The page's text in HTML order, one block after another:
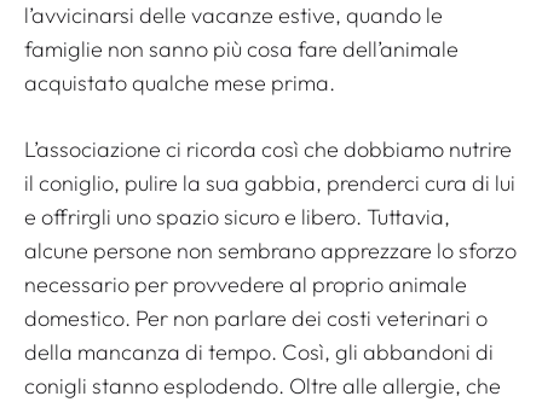
l’avvicinarsi delle vacanze estive, quando le
famiglie non sanno più cosa fare dell’animale
acquistato qualche mese prima.
L’associazione ci ricorda così che dobbiamo nutrire
il coniglio, pulire la sua gabbia, prenderci cura di lui
e offrirgli uno spazio sicuro e libero. Tuttavia,
alcune persone non sembrano apprezzare lo sforzo
necessario per provvedere al proprio animale
domestico. Per non parlare dei costi veterinari o
della mancanza di tempo. Così, gli abbandoni di
conigli stanno esplodendo. Oltre alle allergie, che